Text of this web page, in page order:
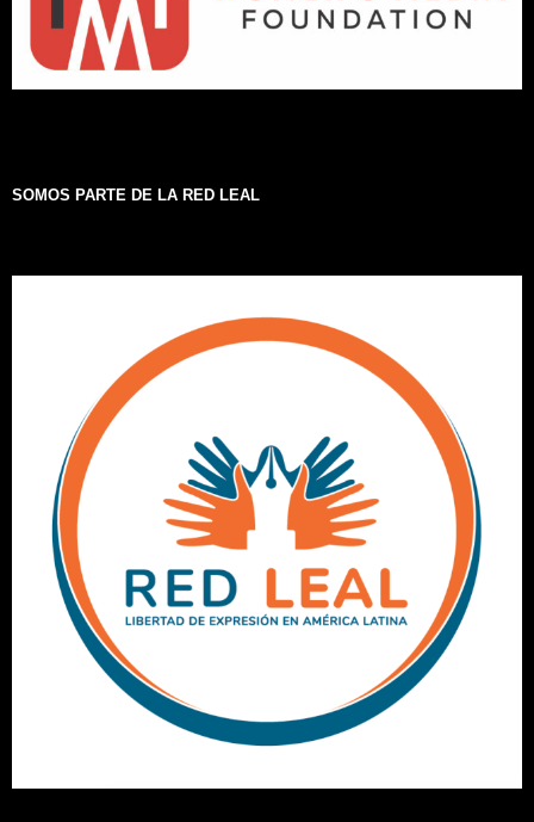
SOMOS PARTE DE LA RED LEAL